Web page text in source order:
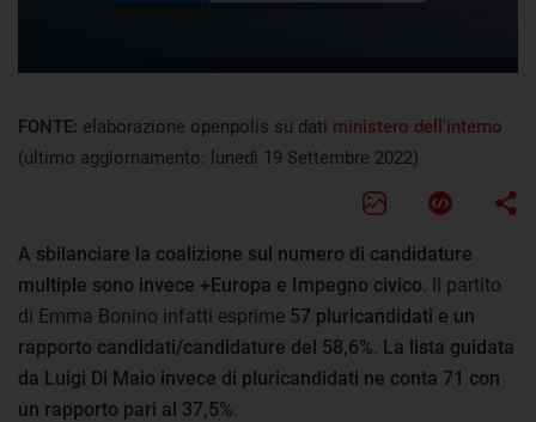
FONTE: elaborazione openpolis su dati ministero dell'interno
(ultimo aggiornamento: lunedì 19 Settembre 2022)
A sbilanciare la coalizione sul numero di candidature
multiple sono invece +Europa e Impegno civico. Il partito
di Emma Bonino infatti esprime 57 pluricandidati e un
rapporto candidati/candidature del 58,6%. La lista guidata
da Luigi Di Maio invece di pluricandidati ne conta 71 con
un rapporto pari al 37,5%.